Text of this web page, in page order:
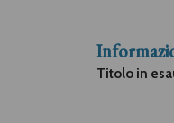
Titolo in